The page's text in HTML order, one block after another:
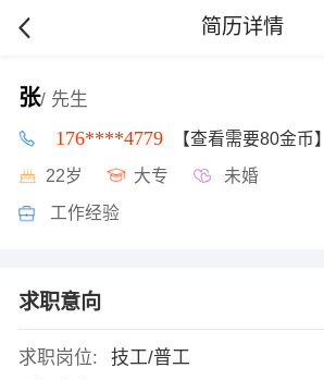
简历详情
张/ 先生
176****4779 【查看需要80金币】
22岁 大专 未婚
工作经验
求职意向
求职岗位:
技工/普工